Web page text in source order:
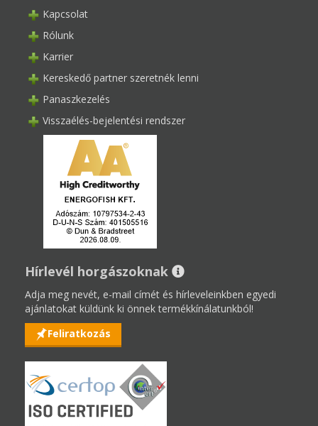
Kapcsolat
Rólunk
Karrier
Kereskedő partner szeretnék lenni
Panaszkezelés
Visszaélés-bejelentési rendszer
Hírlevél horgászoknak
Adja meg nevét, e-mail címét és hírleveleinkben egyedi
ajánlatokat küldünk ki önnek termékkínálatunkból!
Feliratkozás